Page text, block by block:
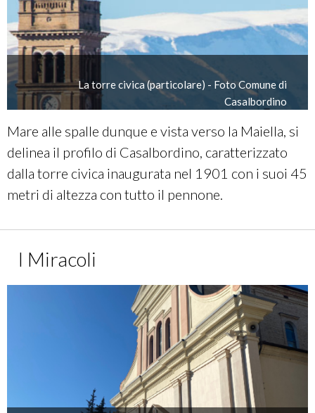
La torre civica (particolare) - Foto Comune di
Casalbordino
Mare alle spalle dunque e vista verso la Maiella, si
delinea il profilo di Casalbordino, caratterizzato
dalla torre civica inaugurata nel 1901 con i suoi 45
metri di altezza con tutto il pennone.
I Miracoli